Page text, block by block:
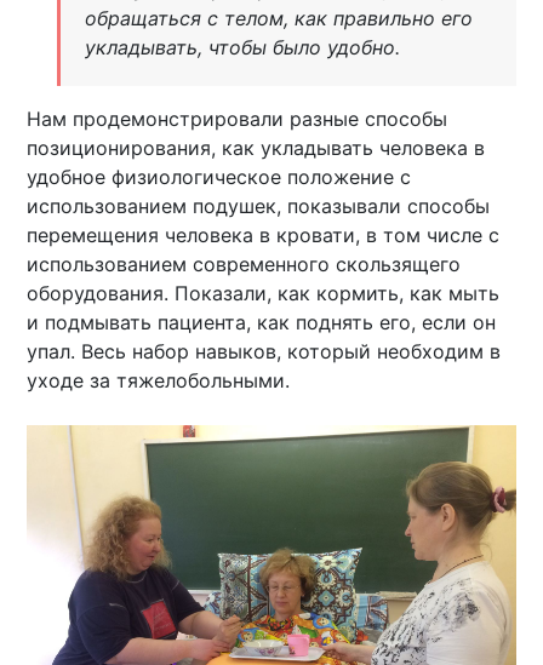
обращаться с телом, как правильно его
укладывать, чтобы было удобно.
Нам продемонстрировали разные способы
позиционирования, как укладывать человека в
удобное физиологическое положение с
использованием подушек, показывали способы
перемещения человека в кровати, в том числе с
использованием современного скользящего
оборудования. Показали, как кормить, как мыть
и подмывать пациента, как поднять его, если он
упал. Весь набор навыков, который необходим в
уходе за тяжелобольными.